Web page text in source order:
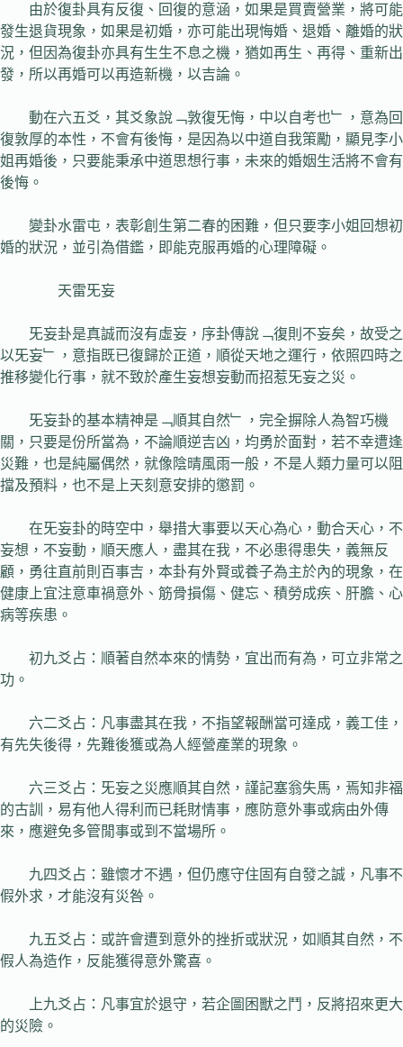
由於復卦具有反復、回復的意涵，如果是買賣營業，將可能
發生退貨現象，如果是初婚，亦可能出現悔婚、退婚、離婚的狀
況，但因為復卦亦具有生生不息之機，猶如再生、再得、重新出
發，所以再婚可以再造新機，以吉論。
動在六五爻，其爻象說﹁敦復旡悔，中以自考也﹂，意為回
復敦厚的本性，不會有後悔，是因為以中道自我策勵，顯見李小
姐再婚後，只要能秉承中道思想行事，未來的婚姻生活將不會有
後悔。
變卦水雷屯，表彰創生第二春的困難，但只要李小姐回想初
婚的狀況，並引為借鑑，即能克服再婚的心理障礙。
天雷旡妄
旡妄卦是真誠而沒有虛妄，序卦傳說﹁復則不妄矣，故受之
以旡妄﹂，意指既已復歸於正道，順從天地之運行，依照四時之
推移變化行事，就不致於產生妄想妄動而招惹旡妄之災。
旡妄卦的基本精神是﹁順其自然﹂，完全摒除人為智巧機
關，只要是份所當為，不論順逆吉凶，均勇於面對，若不幸遭逢
災難，也是純屬偶然，就像陰晴風雨一般，不是人類力量可以阻
擋及預料，也不是上天刻意安排的懲罰。
在旡妄卦的時空中，舉措大事要以天心為心，動合天心，不
妄想，不妄動，順天應人，盡其在我，不必患得患失，義無反
顧，勇往直前則百事吉，本卦有外賢或養子為主於內的現象，在
健康上宜注意車禍意外、筋骨損傷、健忘、積勞成疾、肝膽、心
病等疾患。
初九爻占：順著自然本來的情勢，宜出而有為，可立非常之
功。
六二爻占：凡事盡其在我，不指望報酬當可達成，義工佳，
有先失後得，先難後獲或為人經營產業的現象。
六三爻占：旡妄之災應順其自然，謹記塞翁失馬，焉知非福
的古訓，易有他人得利而已耗財情事，應防意外事或病由外傳
來，應避免多管閒事或到不當場所。
九四爻占：雖懷才不遇，但仍應守住固有自發之誠，凡事不
假外求，才能沒有災咎。
九五爻占：或許會遭到意外的挫折或狀況，如順其自然，不
假人為造作，反能獲得意外驚喜。
上九爻占：凡事宜於退守，若企圖困獸之鬥，反將招來更大
的災險。